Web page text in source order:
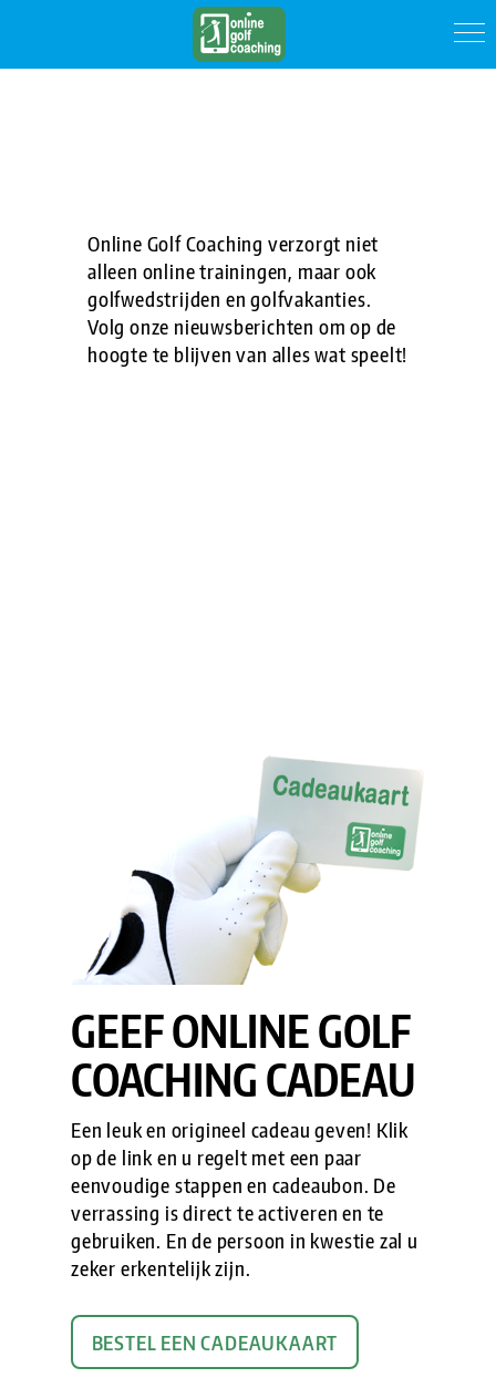
Online Golf Coaching verzorgt niet
alleen online trainingen, maar ook
golfwedstrijden en golfvakanties.
Volg onze nieuwsberichten om op de
hoogte te blijven van alles wat speelt!
GEEF ONLINE GOLF
COACHING CADEAU
Een leuk en origineel cadeau geven! Klik
op de link en u regelt met een paar
eenvoudige stappen en cadeaubon. De
verrassing is direct te activeren en te
gebruiken. En de persoon in kwestie zal u
zeker erkentelijk zijn.
BESTEL EEN CADEAUKAART